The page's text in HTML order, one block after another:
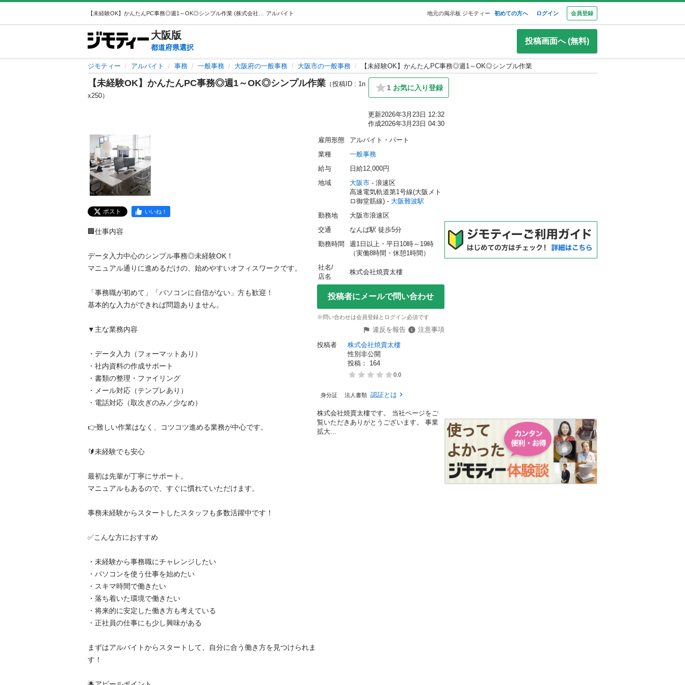
アルバイト 地元の掲示板 ジモティー 初めての方へ ログイン 会員登録
大阪版
都道府県選択
投稿画面へ (無料)
ジモティー アルバイト 事務 一般事務 大阪府の一般事務 大阪市の一般事務 【未経験OK】かんたんPC事務◎週1～OK◎シンプル作業
【未経験OK】かんたんPC事務◎週1～OK◎シンプル作業 （投稿ID : 1n
x250）
1 お気に入り登録
更新2026年3月23日 12:32
作成2026年3月23日 04:30
ポスト いいね！
🏢仕事内容
データ入力中心のシンプル事務◎未経験OK！
マニュアル通りに進めるだけの、始めやすいオフィスワークです。
「事務職が初めて」「パソコンに自信がない」方も歓迎！
基本的な入力ができれば問題ありません。
▼主な業務内容
・データ入力（フォーマットあり）
・社内資料の作成サポート
・書類の整理・ファイリング
・メール対応（テンプレあり）
・電話対応（取次ぎのみ／少なめ）
👉難しい作業はなく、コツコツ進める業務が中心です。
🔰未経験でも安心
最初は先輩が丁寧にサポート。
マニュアルもあるので、すぐに慣れていただけます。
事務未経験からスタートしたスタッフも多数活躍中です！
✅こんな方におすすめ
・未経験から事務職にチャレンジしたい
・パソコンを使う仕事を始めたい
・スキマ時間で働きたい
・落ち着いた環境で働きたい
・将来的に安定した働き方も考えている
・正社員の仕事にも少し興味がある
まずはアルバイトからスタートして、自分に合う働き方を見つけられま
す！
雇用形態
アルバイト・パート
業種
一般事務
給与
日給12,000円
地域
大阪市 - 浪速区
高速電気軌道第1号線(大阪メト
ロ御堂筋線) - 大阪難波駅
勤務地
大阪市浪速区
交通
なんば駅 徒歩5分
勤務時間
週1日以上・平日10時～19時
（実働8時間・休憩1時間）
社名/
店名
株式会社焼賣太樓
投稿者にメールで問い合わせ
※問い合わせは会員登録とログイン必須です
違反を報告
注意事項
投稿者
株式会社焼賣太樓
性別非公開
投稿： 164
0.0
身分証 法人書類 認証とは
株式会社焼賣太樓です。 当社ページをご
覧いただきありがとうございます。 事業
拡大...